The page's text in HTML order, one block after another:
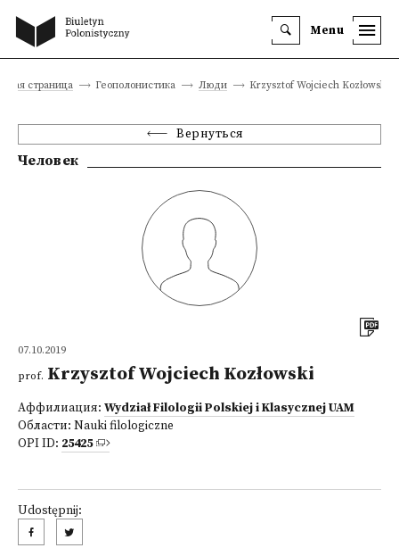
Menu
страница Геополонистика Люди Krzysztof Wojciech Kozłowski
Вернуться
Человек
07.10.2019
prof. Krzysztof Wojciech Kozłowski
Аффилиация: Wydział Filologii Polskiej i Klasycznej UAM
Области: Nauki filologiczne
OPI ID: 25425
Udostępnij: